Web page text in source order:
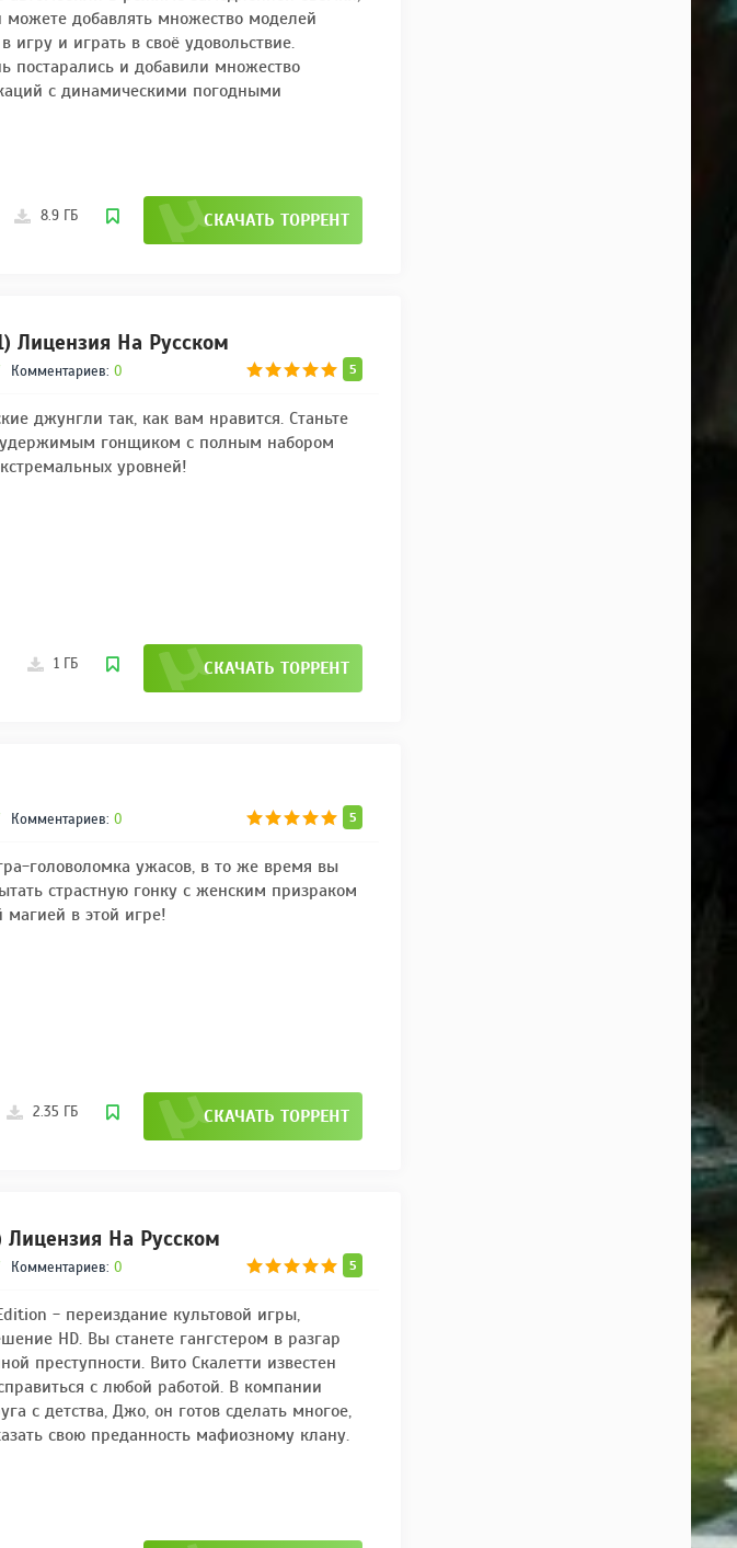
добавлять множество моделей
игру и играть в своё удовольствие.
постарались и добавили множество
с динамическими погодными
СКАЧАТЬ ТОРРЕНТ
8.9 ГБ
Симуляторы Спортивные
Лицензия На Русском
5
Комментариев: 0
джунгли так, как вам нравится. Станьте
гонщиком с полным набором
уровней!
СКАЧАТЬ ТОРРЕНТ
1 ГБ
Инди/ Спортивные Игры 2021
5
Комментариев: 0
головоломка ужасов, в то же время вы
страстную гонку с женским призраком
магией в этой игре!
СКАЧАТЬ ТОРРЕНТ
2.35 ГБ
/Гонки/ Инди Игры 2021
На Русском
5
Комментариев: 0
- переиздание культовой игры,
HD. Вы станете гангстером в разгар
преступности. Вито Скалетти известен
с любой работой. В компании
с детства, Джо, он готов сделать многое,
свою преданность мафиозному клану.